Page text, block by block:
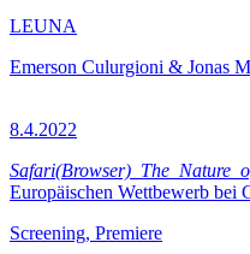
LEUNA
Emerson Culurgioni & Jonas
8.4.2022
Europäischen Wettbewerb bei
Screening, Premiere